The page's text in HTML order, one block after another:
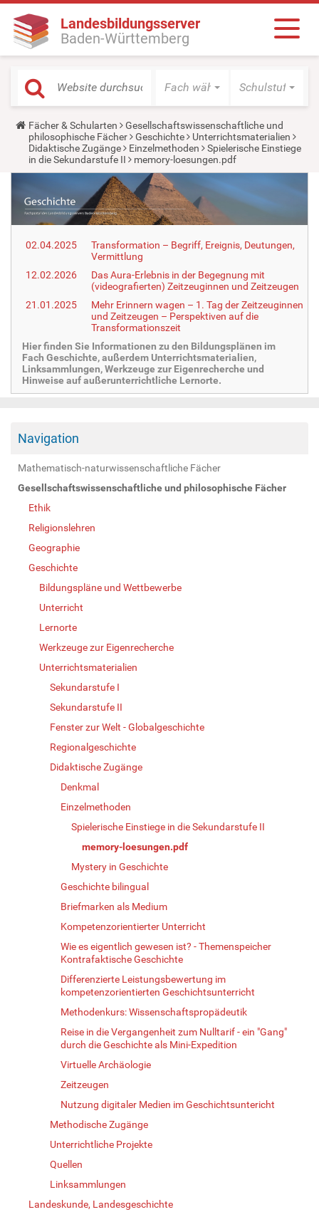
Landesbildungsserver
Baden-Württemberg
Fach wählen Schulstufe
Y
o
u
a
r
e
r
e
Fächer & Schularten
Gesellschaftswissenschaftliche und
philosophische Fächer
Geschichte
Unterrichtsmaterialien
Didaktische Zugänge
Einzelmethoden
Spielerische Einstiege
in die Sekundarstufe II
memory-loesungen.pdf
02.04.2025
Transformation – Begriff, Ereignis, Deutungen,
Vermittlung
12.02.2026
Das Aura-Erlebnis in der Begegnung mit
(videografierten) Zeitzeuginnen und Zeitzeugen
21.01.2025
Mehr Erinnern wagen – 1. Tag der Zeitzeuginnen
und Zeitzeugen – Perspektiven auf die
Transformationszeit
Hier finden Sie Informationen zu den Bildungsplänen im
Fach Geschichte, außerdem Unterrichtsmaterialien,
Linksammlungen, Werkzeuge zur Eigenrecherche und
Hinweise auf außerunterrichtliche Lernorte.
Navigation
Mathematisch-naturwissenschaftliche Fächer
Gesellschaftswissenschaftliche und philosophische Fächer
Ethik
Religionslehren
Geographie
Geschichte
Bildungspläne und Wettbewerbe
Unterricht
Lernorte
Werkzeuge zur Eigenrecherche
Unterrichtsmaterialien
Sekundarstufe I
Sekundarstufe II
Fenster zur Welt - Globalgeschichte
Regionalgeschichte
Didaktische Zugänge
Denkmal
Einzelmethoden
Spielerische Einstiege in die Sekundarstufe II
memory-loesungen.pdf
Mystery in Geschichte
Geschichte bilingual
Briefmarken als Medium
Kompetenzorientierter Unterricht
Wie es eigentlich gewesen ist? - Themenspeicher
Kontrafaktische Geschichte
Differenzierte Leistungsbewertung im
kompetenzorientierten Geschichtsunterricht
Methodenkurs: Wissenschaftspropädeutik
Reise in die Vergangenheit zum Nulltarif - ein "Gang"
durch die Geschichte als Mini-Expedition
Virtuelle Archäologie
Zeitzeugen
Nutzung digitaler Medien im Geschichtsuntericht
Methodische Zugänge
Unterrichtliche Projekte
Quellen
Linksammlungen
Landeskunde, Landesgeschichte